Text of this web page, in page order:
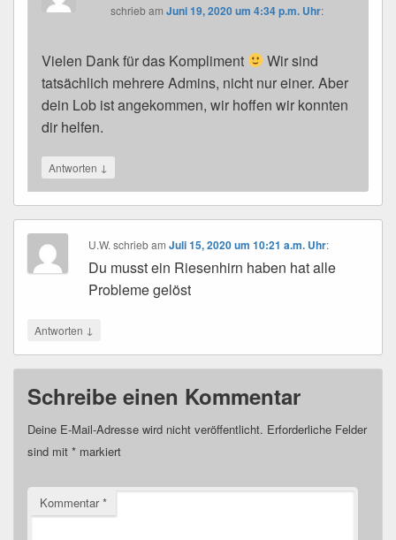
schriebamJuni 19, 2020 um 4:34 p.m. Uhr:
Vielen Dank für das Kompliment
Wir sind
tatsächlich mehrere Admins, nicht nur einer. Aber
dein Lob ist angekommen, wir hoffen wir konnten
dir helfen.
Antworten ↓
U.W. schriebamJuli 15, 2020 um 10:21 a.m. Uhr:
Du musst ein Riesenhirn haben hat alle
Probleme gelöst
Antworten ↓
Schreibe einen Kommentar
Deine E-Mail-Adresse wird nicht veröffentlicht. Erforderliche Felder
sind mit * markiert
Kommentar*